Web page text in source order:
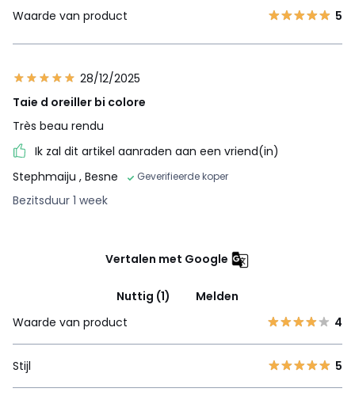
Waarde van product
5
28/12/2025
Taie d oreiller bi colore
Très beau rendu
Ik zal dit artikel aanraden aan een vriend(in)
Stephmaiju , Besne Geverifieerde koper
Bezitsduur 1 week
Vertalen met Google
Nuttig (1)
Melden
Waarde van product
4
Stijl 5